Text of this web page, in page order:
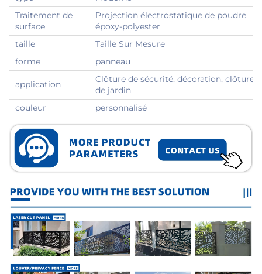
Traitement de
surface
Projection électrostatique de poudre
époxy-polyester
taille
Taille Sur Mesure
forme
panneau
application
Clôture de sécurité, décoration, clôture
de jardin
couleur
personnalisé